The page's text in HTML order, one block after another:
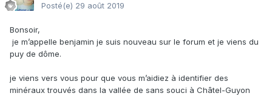
Posté(e) 29 août 2019
Bonsoir,
je m’appelle benjamin je suis nouveau sur le forum et je viens du
puy de dôme.
je viens vers vous pour que vous m’aidiez à identifier des
minéraux trouvés dans la vallée de sans souci à Châtel-Guyon